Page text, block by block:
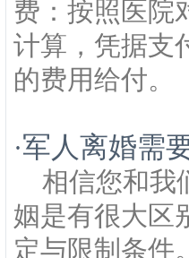
费：按照医院
计算，凭据支
的费用给付
·军人离婚需
相信您和我
姻是有很大区
定与限制条件